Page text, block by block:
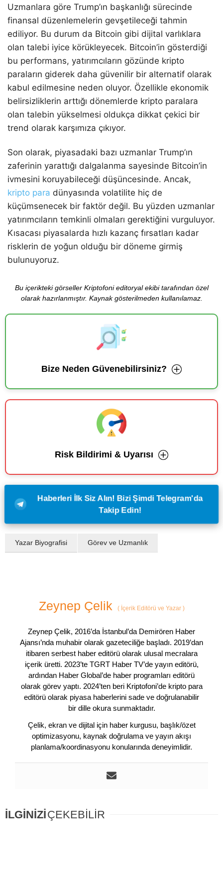
Uzmanlara göre Trump’ın başkanlığı sürecinde
finansal düzenlemelerin gevşetileceği tahmin
ediliyor. Bu durum da Bitcoin gibi dijital varlıklara
olan talebi iyice körükleyecek. Bitcoin’in gösterdiği
bu performans, yatırımcıların gözünde kripto
paraların giderek daha güvenilir bir alternatif olarak
kabul edilmesine neden oluyor. Özellikle ekonomik
belirsizliklerin arttığı dönemlerde kripto paralara
olan talebin yükselmesi oldukça dikkat çekici bir
trend olarak karşımıza çıkıyor.
Son olarak, piyasadaki bazı uzmanlar Trump’ın
zaferinin yarattığı dalgalanma sayesinde Bitcoin’in
ivmesini koruyabileceği düşüncesinde. Ancak,
kripto para dünyasında volatilite hiç de
küçümsenecek bir faktör değil. Bu yüzden uzmanlar
yatırımcıların temkinli olmaları gerektiğini vurguluyor.
Kısacası piyasalarda hızlı kazanç fırsatları kadar
risklerin de yoğun olduğu bir döneme girmiş
bulunuyoruz.
Bu içerikteki görseller Kriptofoni editoryal ekibi tarafından özel
olarak hazırlanmıştır. Kaynak gösterilmeden kullanılamaz.
Bize Neden Güvenebilirsiniz?
Risk Bildirimi & Uyarısı
Haberleri İlk Siz Alın! Bizi Şimdi Telegram'da
Takip Edin!
Yazar Biyografisi Görev ve Uzmanlık
Zeynep Çelik (İçerik Editörü ve Yazar )
Zeynep Çelik, 2016’da İstanbul’da Demirören Haber
Ajansı’nda muhabir olarak gazeteciliğe başladı. 2019’dan
itibaren serbest haber editörü olarak ulusal mecralara
içerik üretti. 2023’te TGRT Haber TV’de yayın editörü,
ardından Haber Global’de haber programları editörü
olarak görev yaptı. 2024’ten beri Kriptofoni’de kripto para
editörü olarak piyasa haberlerini sade ve doğrulanabilir
bir dille okura sunmaktadır.
Çelik, ekran ve dijital için haber kurgusu, başlık/özet
optimizasyonu, kaynak doğrulama ve yayın akışı
planlama/koordinasyonu konularında deneyimlidir.
İLGİNİZİÇEKEBİLİR